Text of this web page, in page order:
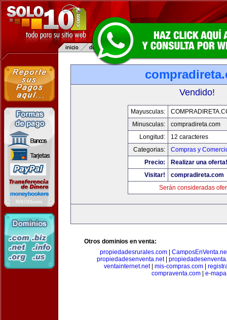
Vendido!
Mayusculas:
Minusculas:
compradireta.com
Longitud:
12 caracteres
Categorias:
Compras y
Precio:
Realizar una oferta!
Visitar!
compradireta.com
Serán consideradas
Otros dominios en venta:
propiedadesrurales.com
propiedadesenventa.net
ventainternet.net| mis-compras.com|
compraventa.com
e-